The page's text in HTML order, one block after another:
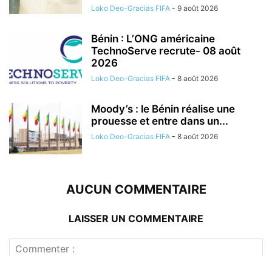
Loko Deo-Gracias FIFA - 9 août 2026
Bénin : L’ONG américaine
TechnoServe recrute- 08 août
2026
Loko Deo-Gracias FIFA - 8 août 2026
Moody’s : le Bénin réalise une
prouesse et entre dans un...
Loko Deo-Gracias FIFA - 8 août 2026
AUCUN COMMENTAIRE
LAISSER UN COMMENTAIRE